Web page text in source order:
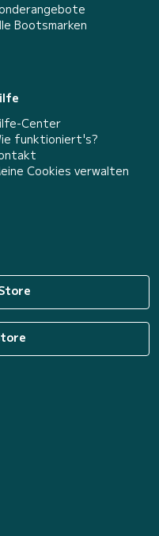
Bootsmarken
Center
funktioniert's?
Cookies verwalten